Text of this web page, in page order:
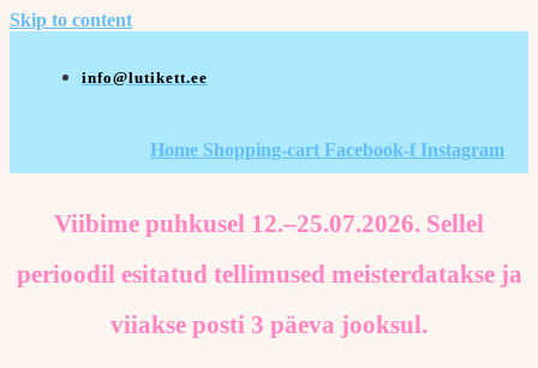
Skip to content
info@lutikett.ee
Home Shopping-cart Facebook-f Instagram
Viibime puhkusel 12.–25.07.2026. Sellel
perioodil esitatud tellimused meisterdatakse ja
viiakse posti 3 päeva jooksul.